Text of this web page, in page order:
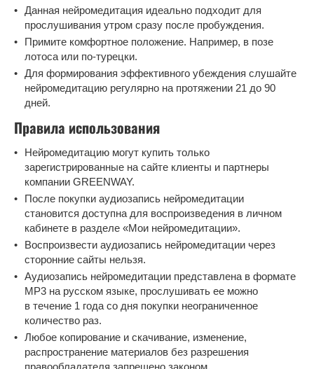
Данная нейромедитация идеально подходит для
прослушивания утром сразу после пробуждения.
Примите комфортное положение. Например, в позе
лотоса или по-турецки.
Для формирования эффективного убеждения слушайте
нейромедитацию регулярно на протяжении 21 до 90
дней.
Правила использования
Нейромедитацию могут купить только
зарегистрированные на сайте клиенты и партнеры
компании GREENWAY.
После покупки аудиозапись нейромедитации
становится доступна для воспроизведения в личном
кабинете в разделе «Мои нейромедитации».
Воспроизвести аудиозапись нейромедитации через
сторонние сайты нельзя.
Аудиозапись нейромедитации представлена в формате
MP3 на русском языке, прослушивать ее можно
в течение 1 года со дня покупки неограниченное
количество раз.
Любое копирование и скачивание, изменение,
распространение материалов без разрешения
правообладателя запрещено законом.